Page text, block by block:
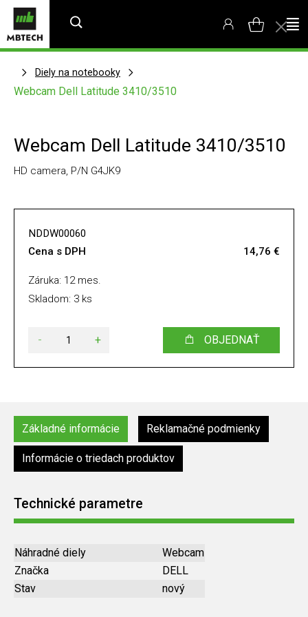
Diely na notebooky
Webcam Dell Latitude 3410/3510
Webcam Dell Latitude 3410/3510
HD camera, P/N G4JK9
NDDW00060
Cena s DPH
14,76 €
Záruka: 12 mes.
Skladom: 3 ks
- + OBJEDNAŤ
Základné informácie Reklamačné podmienky
Informácie o triedach produktov
Technické parametre
Náhradné diely
Webcam
Značka
DELL
Stav
nový